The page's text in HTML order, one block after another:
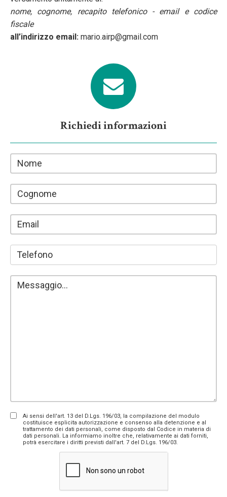
nome, cognome, recapito telefonico - email e codice
fiscale
all’indirizzo email: mario.airp@gmail.com
Richiedi informazioni
Ai sensi dell'art. 13 del D.Lgs. 196/03, la compilazione del modulo
costituisce esplicita autorizzazione e consenso alla detenzione e al
trattamento dei dati personali, come disposto dal Codice in materia di
dati personali. La informiamo inoltre che, relativamente ai dati forniti,
potrà esercitare i diritti previsti dall'art. 7 del D.Lgs. 196/03.